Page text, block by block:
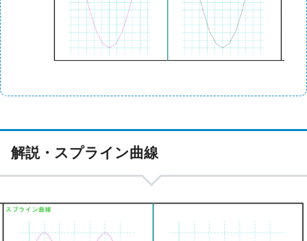
解説・スプライン曲線